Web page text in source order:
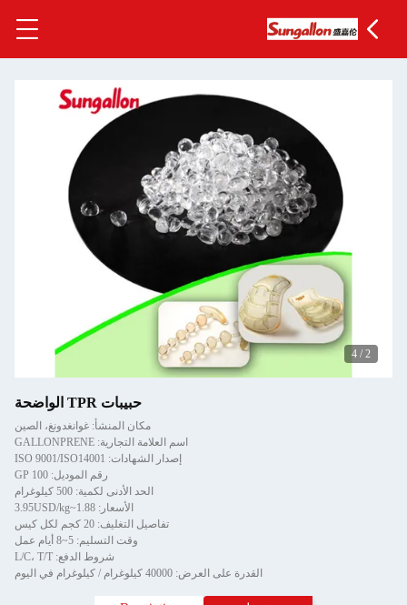
2
/
4
حبيبات TPR الواضحة
مكان المنشأ: غوانغدونغ، الصين
اسم العلامة التجارية: GALLONPRENE
إصدار الشهادات: ISO 9001/ISO14001
رقم الموديل: GP 100
الحد الأدنى لكمية: 500 كيلوغرام
الأسعار: 1.88~3.95USD/kg
تفاصيل التغليف: 20 كجم لكل كيس
وقت التسليم: 5~8 أيام عمل
شروط الدفع: L/C، T/T
القدرة على العرض: 40000 كيلوغرام / كيلوغرام في اليوم